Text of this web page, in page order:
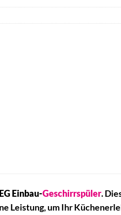
Einbau-Geschirrspüler.
Leistung, um Ihr